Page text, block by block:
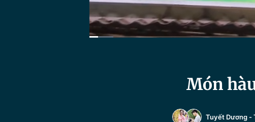
Món
Tuyết Dương -